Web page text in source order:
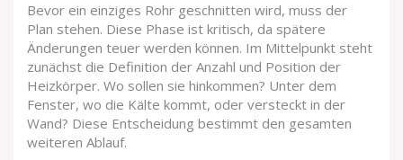
Bevor ein einziges Rohr geschnitten wird, muss der
Plan stehen. Diese Phase ist kritisch, da spätere
Änderungen teuer werden können. Im Mittelpunkt steht
zunächst die Definition der Anzahl und Position der
Heizkörper. Wo sollen sie hinkommen? Unter dem
Fenster, wo die Kälte kommt, oder versteckt in der
Wand? Diese Entscheidung bestimmt den gesamten
weiteren Ablauf.